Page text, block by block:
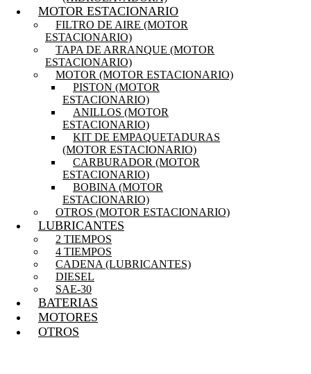
MOTOR ESTACIONARIO
FILTRO DE AIRE (MOTOR
ESTACIONARIO)
TAPA DE ARRANQUE (MOTOR
ESTACIONARIO)
MOTOR (MOTOR ESTACIONARIO)
PISTON (MOTOR
ESTACIONARIO)
ANILLOS (MOTOR
ESTACIONARIO)
KIT DE EMPAQUETADURAS
(MOTOR ESTACIONARIO)
CARBURADOR (MOTOR
ESTACIONARIO)
BOBINA (MOTOR
ESTACIONARIO)
OTROS (MOTOR ESTACIONARIO)
LUBRICANTES
2 TIEMPOS
4 TIEMPOS
CADENA (LUBRICANTES)
DIESEL
SAE-30
BATERIAS
MOTORES
OTROS